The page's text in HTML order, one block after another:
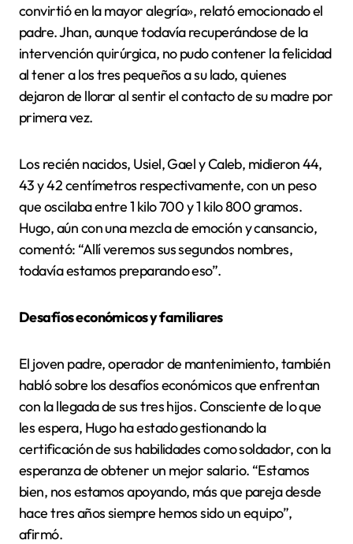
convirtió en la mayor alegría», relató emocionado el
padre. Jhan, aunque todavía recuperándose de la
intervención quirúrgica, no pudo contener la felicidad
al tener a los tres pequeños a su lado, quienes
dejaron de llorar al sentir el contacto de su madre por
primera vez.
Los recién nacidos, Usiel, Gael y Caleb, midieron 44,
43 y 42 centímetros respectivamente, con un peso
que oscilaba entre 1 kilo 700 y 1 kilo 800 gramos.
Hugo, aún con una mezcla de emoción y cansancio,
comentó: “Allí veremos sus segundos nombres,
todavía estamos preparando eso”.
Desafíos económicos y familiares
El joven padre, operador de mantenimiento, también
habló sobre los desafíos económicos que enfrentan
con la llegada de sus tres hijos. Consciente de lo que
les espera, Hugo ha estado gestionando la
certificación de sus habilidades como soldador, con la
esperanza de obtener un mejor salario. “Estamos
bien, nos estamos apoyando, más que pareja desde
hace tres años siempre hemos sido un equipo”,
afirmó.